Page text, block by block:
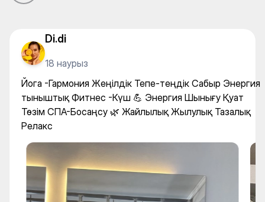
Di.di
18 наурыз
Йога -Гармония Жеңілдік Тепе-теңдік Сабыр Энергия
тыныштық Фитнес -Күш 💪 Энергия Шынығу Қуат
Төзім СПА-Босаңсу 🌿 Жайлылық Жылулық Тазалық
Релакс